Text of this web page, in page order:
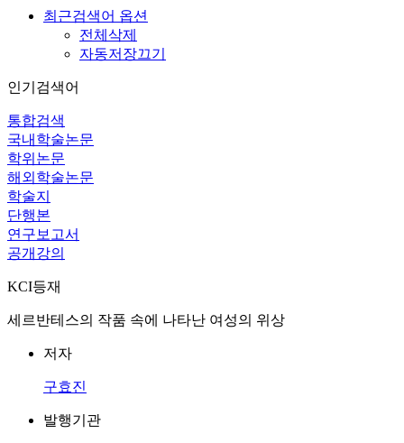
최근검색어 옵션
전체삭제
자동저장끄기
인기검색어
통합검색
국내학술논문
학위논문
해외학술논문
학술지
단행본
연구보고서
공개강의
KCI등재
세르반테스의 작품 속에 나타난 여성의 위상
저자
구효진
발행기관